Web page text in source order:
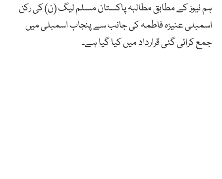
ہم نیوز کے مطابق مطالبہ پاکستان مسلم لیگ (ن) کی رکن
اسمبلی عنیزہ فاطمہ کی جانب سے پنجاب اسمبلی میں
جمع کرائی گئی قرارداد میں کیا گیا ہے۔